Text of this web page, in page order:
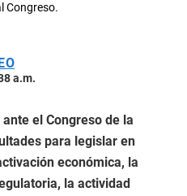
Congreso.
a.m.
el Congreso de la
para legislar en
económica, la
la actividad